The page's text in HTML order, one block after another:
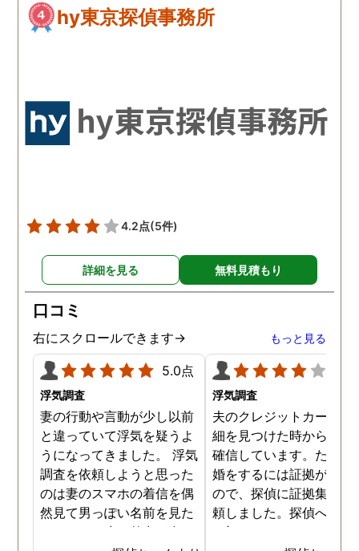
hy東京探偵事務所
4.2点(5件)
詳細を見る 無料見積もり
口コミ
右にスクロールできます→ もっと見る
5.0点
浮気調査
妻の行動や言動が少し以前
と違っていて浮気を疑うよ
うになってきました。 浮気
調査を依頼しようと思った
のは妻のスマホの着信を偶
然見て男っぽい名前を見た
からです。少し外出が多く
浮気調査
夫のクレジットカードの
細を見つけた時から不倫
確信しています。ただ、
婚をするには証拠が乏し
ので、探偵に証拠集めを
頼しました。探偵への依
は初めてではないので無